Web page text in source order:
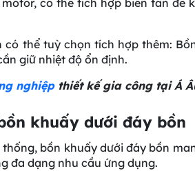
có thể tích hợp biến tần để
thể tuỳ chọn tích hợp thêm:
giữ nhiệt độ ổn định.
nghiệpthiết kế gia công tại Á
khuấy dưới đáy bồn
bồn khuấy dưới đáy bồn
đa dạng nhu cầu ứng dụng.